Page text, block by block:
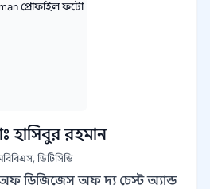
হাসিবুর রহমান
ডিটিসিডি
অফ ডিজিজেস অফ দ্য চেস্ট অ্যান্ড